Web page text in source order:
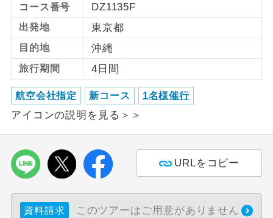
コース番号 DZ1135F
出発地 東京都
目的地 沖縄
旅行期間 4日間
航空会社指定 新コース 1名様催行
アイコンの説明を見る＞＞
URLをコピー
資料請求 このツアーはご用意がありません
航空会社指定
利用航空会社が指定なので、ご出発の計
画にとても便利です。
ホテル指定
ご紹介するホテルを指定したコースで
す。
おひとり様バ
ス2席利用
おひとり様でバス席を2席利⽤できま
す。